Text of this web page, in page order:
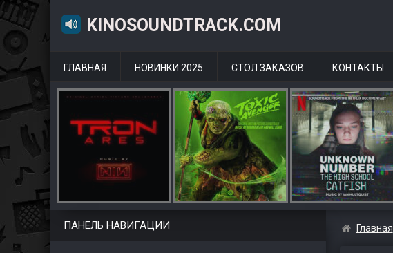
KINOSOUNDTRACK.COM
ГЛАВНАЯ НОВИНКИ 2025 СТОЛ ЗАКАЗОВ КОНТАКТЫ
ПАНЕЛЬ НАВИГАЦИИ Главная